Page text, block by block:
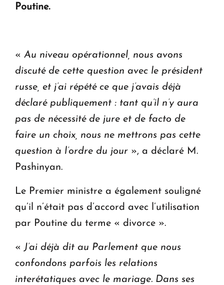
Poutine.
« Au niveau opérationnel, nous avons
discuté de cette question avec le président
russe, et j’ai répété ce que j’avais déjà
déclaré publiquement : tant qu’il n’y aura
pas de nécessité de jure et de facto de
faire un choix, nous ne mettrons pas cette
question à l’ordre du jour », a déclaré M.
Pashinyan.
Le Premier ministre a également souligné
qu’il n’était pas d’accord avec l’utilisation
par Poutine du terme « divorce ».
« J’ai déjà dit au Parlement que nous
confondons parfois les relations
interétatiques avec le mariage. Dans ses